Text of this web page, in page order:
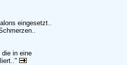
eingesetzt..
die in eine